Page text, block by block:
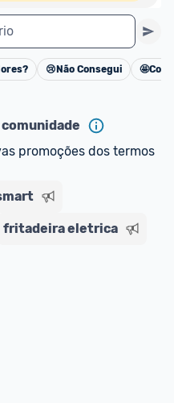
Cancelar
😢 Não Consegui 🤩
promoções dos termos
fritadeira eletrica